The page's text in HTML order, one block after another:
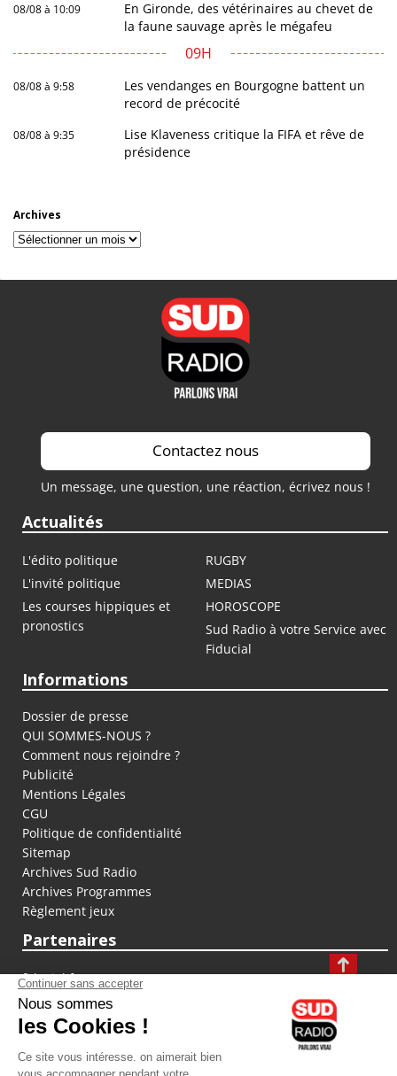
08/08 à 10:09
En Gironde, des vétérinaires au chevet de
la faune sauvage après le mégafeu
09H
08/08 à 9:58
Les vendanges en Bourgogne battent un
record de précocité
08/08 à 9:35
Lise Klaveness critique la FIFA et rêve de
présidence
Archives
Archives
Contactez nous
Un message, une question, une réaction, écrivez nous !
Actualités
L'édito politique
RUGBY
L'invité politique
MEDIAS
Les courses hippiques et
pronostics
HOROSCOPE
Sud Radio à votre Service avec
Fiducial
Informations
Dossier de presse
QUI SOMMES-NOUS ?
Comment nous rejoindre ?
Publicité
Mentions Légales
CGU
Politique de confidentialité
Sitemap
Archives Sud Radio
Archives Programmes
Règlement jeux
Partenaires
fiducial.fr
lyoncapitale.fr
olympique-et-lyonnais.com
L'application Iphone / Android